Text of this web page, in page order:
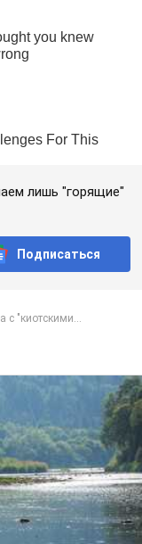
лишь "горящие"
Подписаться
с "киотскими...